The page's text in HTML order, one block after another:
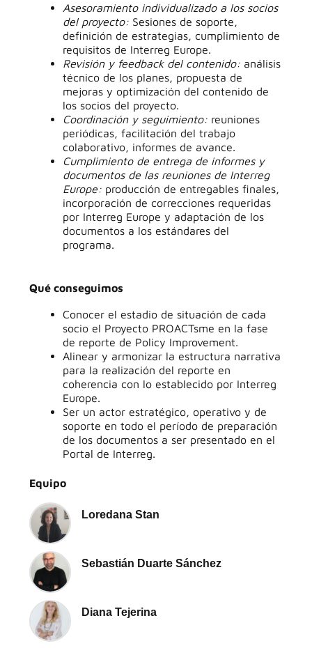
Asesoramiento individualizado a los socios
del proyecto: Sesiones de soporte,
definición de estrategias, cumplimiento de
requisitos de Interreg Europe.
Revisión y feedback del contenido: análisis
técnico de los planes, propuesta de
mejoras y optimización del contenido de
los socios del proyecto.
Coordinación y seguimiento: reuniones
periódicas, facilitación del trabajo
colaborativo, informes de avance.
Cumplimiento de entrega de informes y
documentos de las reuniones de Interreg
Europe: producción de entregables finales,
incorporación de correcciones requeridas
por Interreg Europe y adaptación de los
documentos a los estándares del
programa.
Qué conseguimos
Conocer el estadio de situación de cada
socio el Proyecto PROACTsme en la fase
de reporte de Policy Improvement.
Alinear y armonizar la estructura narrativa
para la realización del reporte en
coherencia con lo establecido por Interreg
Europe.
Ser un actor estratégico, operativo y de
soporte en todo el período de preparación
de los documentos a ser presentado en el
Portal de Interreg.
Equipo
Loredana Stan
Sebastián Duarte Sánchez
Diana Tejerina